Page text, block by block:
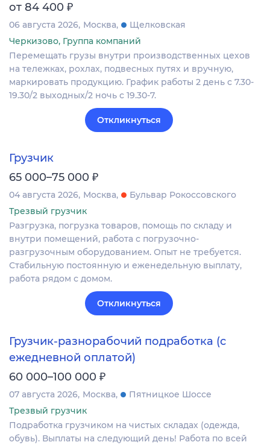
от 84 400 ₽
06 августа 2026 Москва
Щелковская
Черкизово, Группа компаний
Перемещать грузы внутри производственных цехов
на тележках, рохлах, подвесных путях и вручную,
маркировать продукцию. График работы 2 день с 7.30-
19.30/2 выходных/2 ночь с 19.30-7.
Откликнуться
Грузчик
65 000–75 000 ₽
04 августа 2026 Москва
Бульвар Рокоссовского
Трезвый грузчик
Разгрузка, погрузка товаров, помощь по складу и
внутри помещений, работа с погрузочно-
разгрузочным оборудованием. Опыт не требуется.
Стабильную постоянную и еженедельную выплату,
работа рядом с домом.
Откликнуться
Грузчик-разнорабочий подработка (с
ежедневной оплатой)
60 000–100 000 ₽
07 августа 2026 Москва
Пятницкое Шоссе
Трезвый грузчик
Подработка грузчиком на чистых складах (одежда,
обувь). Выплаты на следующий день! Работа по всей